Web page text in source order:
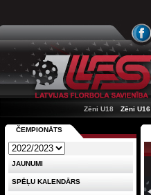
Zēni U18
Zēni U16
ČEMPIONĀTS
JAUNUMI
SPĒĻU KALENDĀRS